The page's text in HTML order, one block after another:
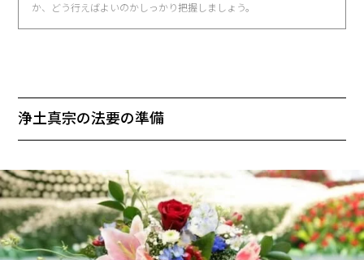
か、どう行えばよいのかしっかり把握しましょう。
浄土真宗の法要の準備